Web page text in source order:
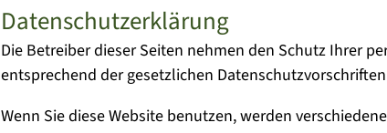
Datenschutzerklärung
Die Betreiber dieser Seiten nehmen den Schutz Ihrer
entsprechend der gesetzlichen
Wenn Sie diese Website benutzen, werden